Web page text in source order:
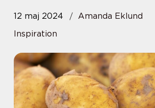
12 maj 2024
Amanda Eklund
Inspiration